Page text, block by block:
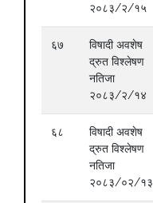
२०८३/२/१५
६७
विषादी अवशेष
द्रुत विश्लेषण
नतिजा
२०८३/२/१४
६८
विषादी अवशेष
द्रुत विश्लेषण
नतिजा
२०८३/०२/१३